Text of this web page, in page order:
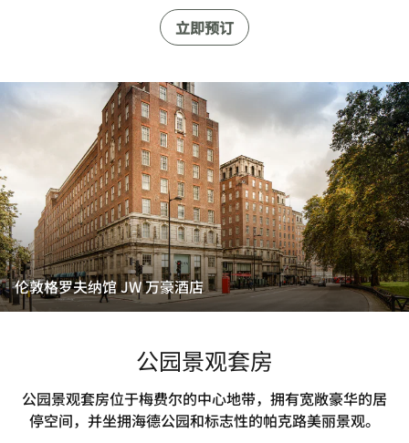
立即预订
伦敦格罗夫纳馆 JW 万豪酒店
公园景观套房
公园景观套房位于梅费尔的中心地带，拥有宽敞豪华的居
停空间，并坐拥海德公园和标志性的帕克路美丽景观。